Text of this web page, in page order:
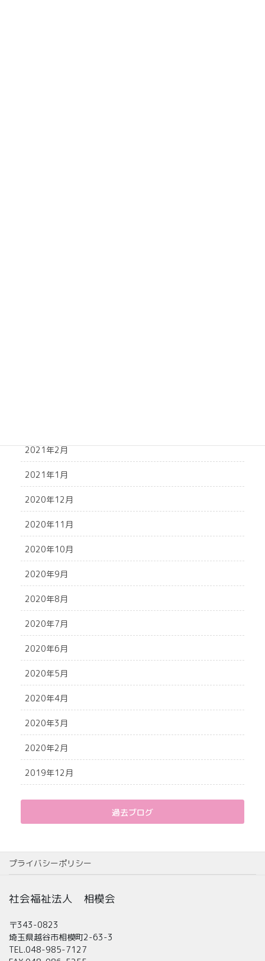
2021年2月
2021年1月
2020年12月
2020年11月
2020年10月
2020年9月
2020年8月
2020年7月
2020年6月
2020年5月
2020年4月
2020年3月
2020年2月
2019年12月
過去ブログ
プライバシーポリシー
社会福祉法人 相模会
〒343-0823
埼玉県越谷市相模町2-63-3
TEL.048-985-7127